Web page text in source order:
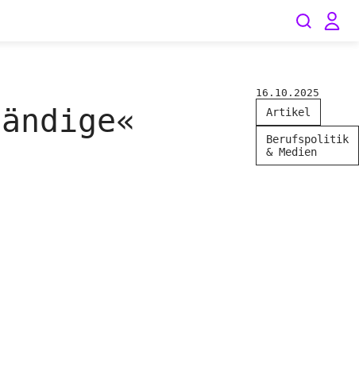
16.10.2025
Artikel
Berufspolitik
& Medien